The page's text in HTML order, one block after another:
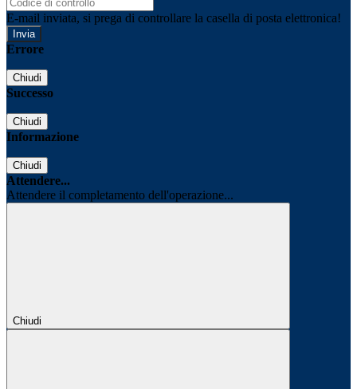
E-mail inviata, si prega di controllare la casella di posta elettronica!
Errore
Chiudi
Successo
Chiudi
Informazione
Chiudi
Attendere...
Attendere il completamento dell'operazione...
Chiudi